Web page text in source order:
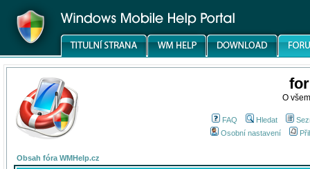
O
FAQ Hledat
Osobní nastavení
Obsah fóra WMHelp.cz